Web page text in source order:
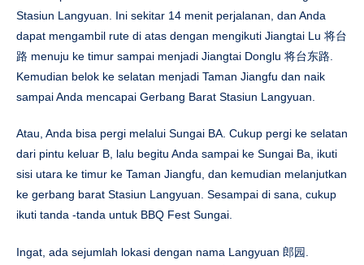
Stasiun Langyuan. Ini sekitar 14 menit perjalanan, dan Anda
dapat mengambil rute di atas dengan mengikuti Jiangtai Lu 将台
路 menuju ke timur sampai menjadi Jiangtai Donglu 将台东路.
Kemudian belok ke selatan menjadi Taman Jiangfu dan naik
sampai Anda mencapai Gerbang Barat Stasiun Langyuan.
Atau, Anda bisa pergi melalui Sungai BA. Cukup pergi ke selatan
dari pintu keluar B, lalu begitu Anda sampai ke Sungai Ba, ikuti
sisi utara ke timur ke Taman Jiangfu, dan kemudian melanjutkan
ke gerbang barat Stasiun Langyuan. Sesampai di sana, cukup
ikuti tanda -tanda untuk BBQ Fest Sungai.
Ingat, ada sejumlah lokasi dengan nama Langyuan 郎园.